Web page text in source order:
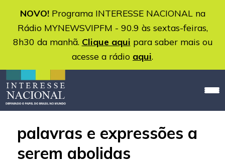
NOVO!Programa INTERESSE NACIONAL na
Rádio MYNEWSVIPFM - 90.9 às sextas-feiras,
8h30 da manhã. Clique aqui para saber mais ou
acesse a rádio aqui.
palavras e expressões a
serem abolidas